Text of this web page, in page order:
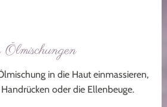
in die Haut einmassieren,
oder die Ellenbeuge.